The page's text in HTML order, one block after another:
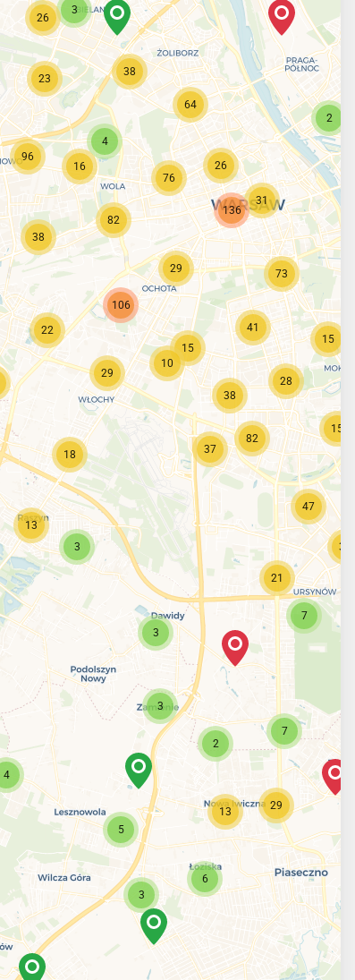
13
3
4
29
3
10
3
37
15
16
82
5
2
4
38
3
41
28
7
13
7
6
3
15
64
26
18
22
38
106
96
29
82
23
21
47
76
136
73
30
26
38
31
29
15
2